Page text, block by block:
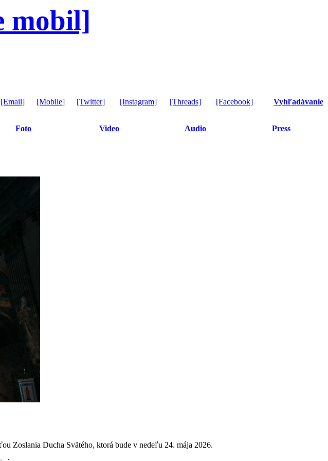
mobil]
[Email] [Mobile] [Twitter] [Instagram] [Threads] [Facebook] Vyhľadávanie
Foto Video Audio Press
Zoslania Ducha Svätého, ktorá bude v nedeľu 24. mája 2026.